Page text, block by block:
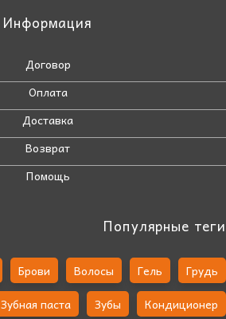
Информация
Договор
Оплата
Доставка
Возврат
Помощь
Популярные теги
Брови Волосы Гель
Грудь
Зубная паста Зубы
Кондиционер